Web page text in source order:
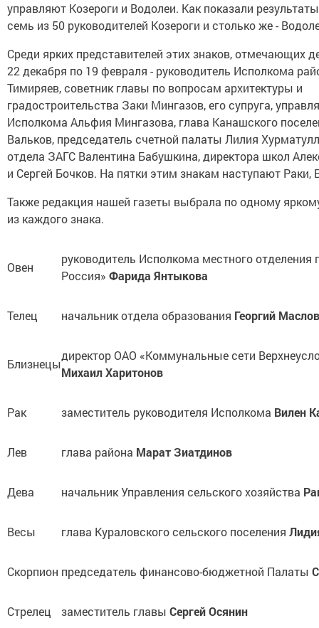
управляют Козероги и Водолеи. Как показали
семь из 50 руководителей Козероги и столько же -
Среди ярких представителей этих знаков, отмечающих
22 декабря по 19 февраля - руководитель Исполкома
Тимиряев, советник главы по вопросам архитектуры и
градостроительства Заки Мингазов, его супруга,
Исполкома Альфия Мингазова, глава Канашского
Вальков, председатель счетной палаты Лилия
отдела ЗАГС Валентина Бабушкина, директора школ
и Сергей Бочков. На пятки этим знакам наступают
Также редакция нашей газеты выбрала по одному
из каждого знака.
Овен
руководитель Исполкома местного отделения
Россия» Фарида Янтыкова
Телец начальник отдела образования Георгий Маслов
Близнецы
директор ОАО «Коммунальные сети
Михаил Харитонов
Рак заместитель руководителя Исполкома Вилен
Лев глава района Марат Зиатдинов
Дева начальник Управления сельского хозяйства
Весы глава Кураловского сельского поселения
Скорпион председатель финансово-бюджетной Палаты
Стрелец заместитель главы Сергей Осянин